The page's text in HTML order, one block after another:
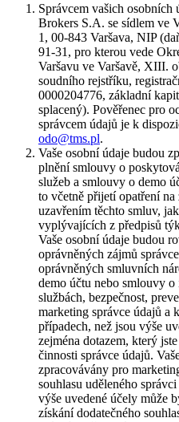
Správcem vašich
Brokers S.A. se sídlem ve
1, 00-843 Varšava, NIP
91-31, pro kterou vede
Varšavu ve Varšavě, XIII.
soudního rejstříku,
0000204776, základní
splacený). Pověřenec pro
správcem údajů je k
odo@tms.pl.
Vaše osobní údaje budou
plnění smlouvy o
služeb a smlouvy o demo
to včetně přijetí opatření
uzavřením těchto smluv,
vyplývajících z předpisů
Vaše osobní údaje budou
oprávněných zájmů
oprávněných smluvních
demo účtu nebo smlouvy
službách, bezpečnost,
marketing správce údajů a
případech, než jsou výše
zejména dotazem, který
činnosti správce údajů.
zpracovávány pro
souhlasu uděleného
výše uvedené účely může
získání dodatečného